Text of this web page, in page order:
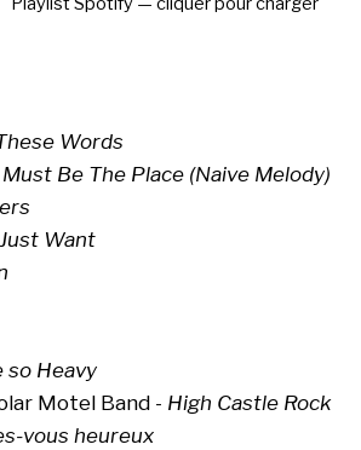
Words
Be The Place (Naive Melody)
Want
so Heavy
Motel Band - High Castle Rock
vous heureux